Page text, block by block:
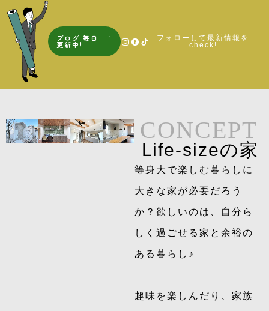
ブログ 毎日
更新中!
フォローして最新情報を
check!
CONCEPT
L i f e - s i z e の 家
等身大で楽しむ暮らしに
大きな家が必要だろう
か？欲しいのは、自分ら
しく過ごせる家と余裕の
ある暮らし♪
趣味を楽しんだり、家族